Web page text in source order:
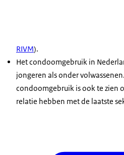
RIVM).
Het condoomgebruik in
jongeren als onder
condoomgebruik is ook te zien
relatie hebben met de laatste